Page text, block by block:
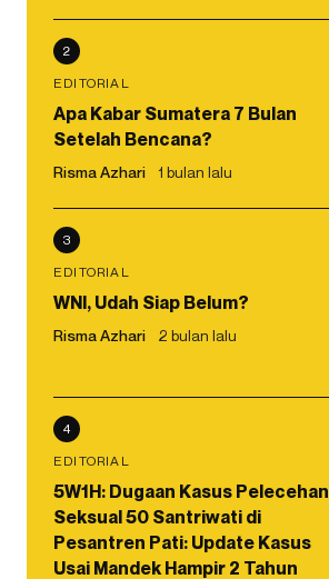
2
EDITORIAL
Apa Kabar Sumatera 7 Bulan
Setelah Bencana?
Risma Azhari 1 bulan lalu
3
EDITORIAL
WNI, Udah Siap Belum?
Risma Azhari 2 bulan lalu
4
EDITORIAL
5W1H: Dugaan Kasus Pelecehan
Seksual 50 Santriwati di
Pesantren Pati: Update Kasus
Usai Mandek Hampir 2 Tahun